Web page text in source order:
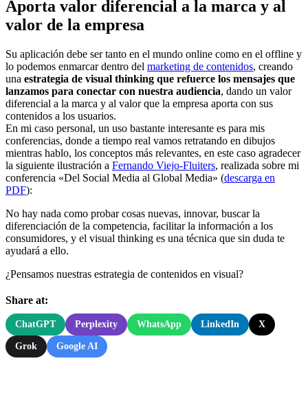
Aporta valor diferencial a la marca y al
valor de la empresa
Su aplicación debe ser tanto en el mundo online como en el offline y
lo podemos enmarcar dentro del marketing de contenidos, creando
una estrategia de visual thinking que refuerce los mensajes que
lanzamos para conectar con nuestra audiencia, dando un valor
diferencial a la marca y al valor que la empresa aporta con sus
contenidos a los usuarios.
En mi caso personal, un uso bastante interesante es para mis
conferencias, donde a tiempo real vamos retratando en dibujos
mientras hablo, los conceptos más relevantes, en este caso agradecer
la siguiente ilustración a Fernando Viejo-Fluiters, realizada sobre mi
conferencia «Del Social Media al Global Media» (descarga en
PDF):
No hay nada como probar cosas nuevas, innovar, buscar la
diferenciación de la competencia, facilitar la información a los
consumidores, y el visual thinking es una técnica que sin duda te
ayudará a ello.
¿Pensamos nuestras estrategia de contenidos en visual?
Share at:
ChatGPT Perplexity WhatsApp LinkedIn X
Grok Google AI